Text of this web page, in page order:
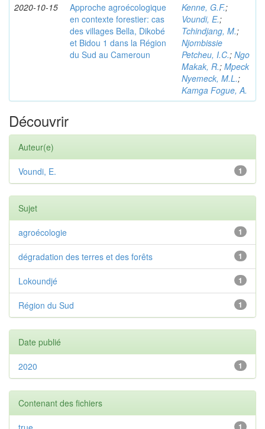
2020-10-15
Approche agroécologique
en contexte forestier: cas
des villages Bella, Dikobé
et Bidou 1 dans la Région
du Sud au Cameroun
Kenne, G.F.;
Voundi, E.;
Tchindjang, M.;
Njombissie
Petcheu, I.C.; Ngo
Makak, R.; Mpeck
Nyemeck, M.L.;
Kamga Fogue, A.
Découvrir
Auteur(e)
1
Voundi, E.
Sujet
1
agroécologie
1
dégradation des terres et des forêts
1
Lokoundjé
1
Région du Sud
Date publié
1
2020
Contenant des fichiers
1